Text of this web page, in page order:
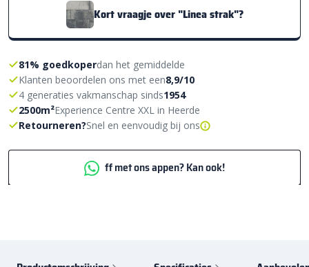
Kort vraagje over "Linea strak"?
81% goedkoperdan het gemiddelde
Klanten beoordelen ons met een8,9/10
4 generaties vakmanschap sinds1954
2500m²Experience Centre XXL in Heerde
Retourneren?Snel en eenvoudig bij ons
ff met ons appen? Kan ook!